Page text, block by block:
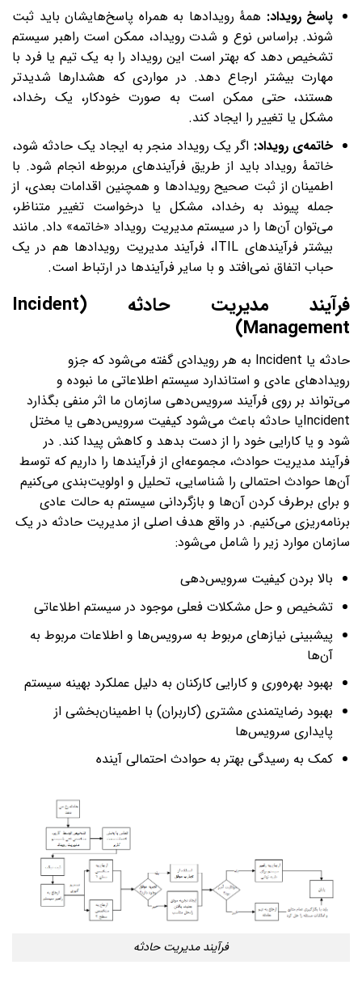
پاسخ رویداد: همۀ رویدادها به همراه پاسخ‌هایشان باید ثبت
شوند. براساس نوع و شدت رویداد، ممکن است راهبر سیستم
تشخیص دهد که بهتر است این رویداد را به یک تیم یا فرد با
مهارت بیشتر ارجاع دهد. در مواردی که هشدارها شدیدتر
هستند، حتی ممکن است به صورت خودکار، یک رخداد،
مشکل یا تغییر را ایجاد کند.
خاتمه‌ی رویداد: اگر یک رویداد منجر به ایجاد یک حادثه شود،
خاتمۀ رویداد باید از طریق فرآیندهای مربوطه انجام شود. با
اطمینان از ثبت صحیح رویداد‌ها و همچنین اقدامات بعدی، از
جمله پیوند به رخداد، مشکل یا درخواست تغییر متناظر،
می‌توان آن‌ها را در سیستم مدیریت رویداد «خاتمه» داد. مانند
بیشتر فرآیندهای ITIL، فرآیند مدیریت رویدادها هم در یک
حباب اتفاق نمی‌افتد و با سایر فرآیندها در ارتباط است.
فرآیند مدیریت حادثه (Incident
Management)
حادثه یا Incident به هر رویدادی گفته می‌شود که جزو
رویدادهای عادی و استاندارد سیستم اطلاعاتی ما نبوده و
می‌تواند بر روی فرآیند سرویس‌دهی سازمان ما اثر منفی بگذارد
Incidentیا حادثه باعث می‌شود کیفیت سرویس‌دهی یا مختل
شود و یا کارایی خود را از دست بدهد و کاهش پیدا کند. در
فرآیند مدیریت حوادث، مجموعه‌ای از فرآیندها را داریم که توسط
آن‌ها حوادث احتمالی را شناسایی، تحلیل و اولویت‌بندی می‌کنیم
و برای برطرف کردن آن‌ها و بازگردانی سیستم به حالت عادی
برنامه‌ریزی می‌کنیم. در واقع هدف اصلی از مدیریت حادثه در یک
سازمان موارد زیر را شامل می‌شود:
بالا بردن کیفیت سرویس‌دهی
تشخیص و حل مشکلات فعلی موجود در سیستم اطلاعاتی
پیشبینی نیازهای مربوط به سرویس‌ها و اطلاعات مربوط به
آن‌ها
بهبود بهره‌وری و کارایی کارکنان به دلیل عملکرد بهینه سیستم
بهبود رضایتمندی مشتری (کاربران) با اطمینان‌بخشی از
پایداری سرویس‌ها
کمک به رسیدگی بهتر به حوادث احتمالی آینده
فرآیند مدیریت حادثه